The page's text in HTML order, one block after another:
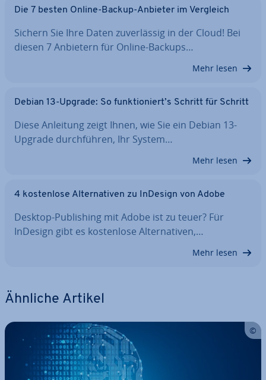
Die 7 besten Online-Backup-Anbieter im Vergleich
Sichern Sie Ihre Daten zu­ver­läs­sig in der Cloud! Bei
diesen 7 Anbietern für Online-Backups…
Mehr lesen
Debian 13-Upgrade: So funk­tio­niert’s Schritt für Schritt
Diese Anleitung zeigt Ihnen, wie Sie ein Debian 13-
Upgrade durch­füh­ren, Ihr System…
Mehr lesen
4 kos­ten­lo­se Al­ter­na­ti­ven zu InDesign von Adobe
Desktop-Pu­bli­shing mit Adobe ist zu teuer? Für
InDesign gibt es kos­ten­lo­se Al­ter­na­ti­ven,…
Mehr lesen
Ähnliche Artikel